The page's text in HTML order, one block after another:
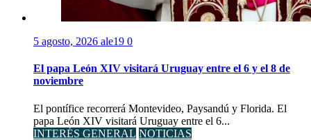
5 agosto, 2026 ale19 0
El papa León XIV visitará Uruguay entre el 6 y el 8 de
noviembre
El pontífice recorrerá Montevideo, Paysandú y Florida. El
papa León XIV visitará Uruguay entre el 6...
INTERÉS GENERAL NOTICIAS